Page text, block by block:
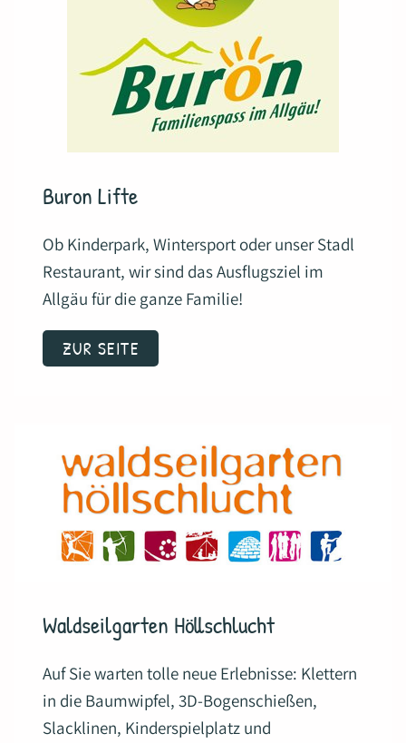
Buron Lifte
Ob Kinderpark, Wintersport oder unser Stadl
Restaurant, wir sind das Ausflugsziel im
Allgäu für die ganze Familie!
ZUR SEITE
Waldseilgarten Höllschlucht
Auf Sie warten tolle neue Erlebnisse: Klettern
in die Baumwipfel, 3D-Bogenschießen,
Slacklinen, Kinderspielplatz und